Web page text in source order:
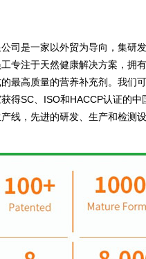
司是一家以外贸为导向，集研
专注于天然健康解决方案，拥
最高质量的营养补充剂。我们
得SC、ISO和HACCP认证的
线，先进的研发、生产和检测